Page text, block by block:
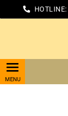
HOTLINE: